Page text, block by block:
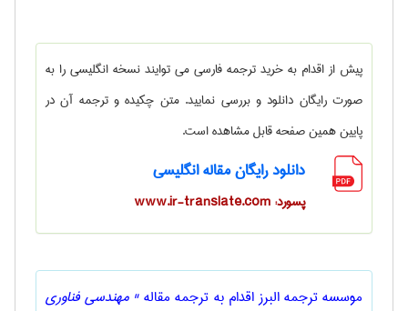
پیش از اقدام به خرید ترجمه فارسی می توایند نسخه انگلیسی را به
صورت رایگان دانلود و بررسی نمایید. متن چکیده و ترجمه آن در
پایین همین صفحه قابل مشاهده است.
دانلود رایگان مقاله انگلیسی
پسورد: www.ir-translate.com
موسسه ترجمه البرز اقدام به ترجمه مقاله" مهندسی فناوری